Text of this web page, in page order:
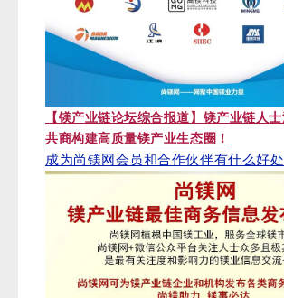
【镁产业链论坛综合报道】镁产业链人士
共商构建高质量镁产业生态圈！
成为尚镁网会员和合作伙伴有什么好处